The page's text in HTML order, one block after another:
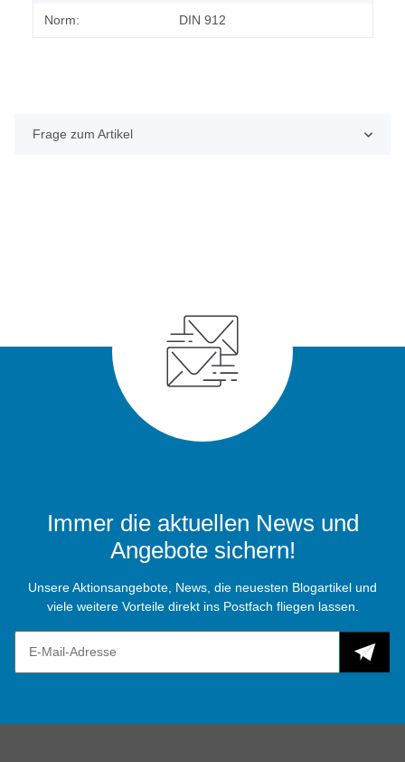
Norm: DIN 912
Frage zum Artikel
Immer die aktuellen News und
Angebote sichern!
Unsere Aktionsangebote, News, die neuesten Blogartikel und
viele weitere Vorteile direkt ins Postfach fliegen lassen.